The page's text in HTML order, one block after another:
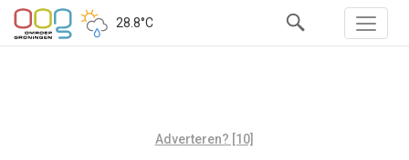
28.8°C
Adverteren? [10]